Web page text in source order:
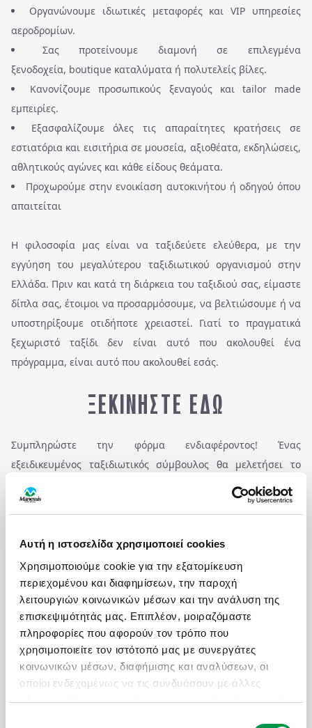
Αυτή η ιστοσελίδα χρησιμοποιεί cookies
Χρησιμοποιούμε cookie για την εξατομίκευση
περιεχομένου και διαφημίσεων, την παροχή
λειτουργιών κοινωνικών μέσων και την ανάλυση της
επισκεψιμότητάς μας. Επιπλέον, μοιραζόμαστε
πληροφορίες που αφορούν τον τρόπο που
χρησιμοποιείτε τον ιστότοπό μας με συνεργάτες
κοινωνικών μέσων, διαφήμισης και αναλύσεων, οι
οποίοι ενδεχομένως να τις συνδυάσουν με άλλες
πληροφορίες που τους έχετε παραχωρήσει ή τις οποίες
Οργανώνουμε ιδιωτικές μεταφορές και VIP υπηρεσίες
αεροδρομίων.
Σας προτείνουμε διαμονή σε επιλεγμένα
ξενοδοχεία, boutique καταλύματα ή πολυτελείς βίλες.
Κανονίζουμε προσωπικούς ξεναγούς και tailor made
εμπειρίες.
Εξασφαλίζουμε όλες τις απαραίτητες κρατήσεις σε
εστιατόρια και εισιτήρια σε μουσεία, αξιοθέατα, εκδηλώσεις,
αθλητικούς αγώνες και κάθε είδους θεάματα.
Προχωρούμε στην ενοικίαση αυτοκινήτου ή οδηγού όπου
απαιτείται
Η φιλοσοφία μας είναι να ταξιδεύετε ελεύθερα, με την
εγγύηση του μεγαλύτερου ταξιδιωτικού οργανισμού στην
Ελλάδα. Πριν και κατά τη διάρκεια του ταξιδιού σας, είμαστε
δίπλα σας, έτοιμοι να προσαρμόσουμε, να βελτιώσουμε ή να
υποστηρίξουμε οτιδήποτε χρειαστεί. Γιατί το πραγματικά
ξεχωριστό ταξίδι δεν είναι αυτό που ακολουθεί ένα
πρόγραμμα, είναι αυτό που ακολουθεί εσάς.
ΞΕΚΙΝΉΣΤΕ ΕΔΏ
Συμπληρώστε την φόρμα ενδιαφέροντος! Ένας
εξειδικευμένος ταξιδιωτικός σύμβουλος θα μελετήσει το
αίτημά σας και θα επανέλθει με σχετικές προτάσεις.
εξειδικευμένων ταξιδιών της Manessis travel στο
0164και να μιλήσετε άμεσα με τους συμβούλους μας.
Ταξιδεύουμε μαζί!
Όνομα / First Name*